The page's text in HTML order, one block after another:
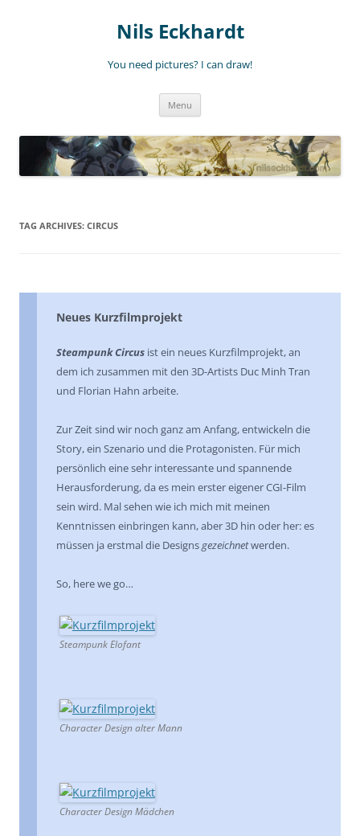
Nils Eckhardt
You need pictures? I can draw!
Menu
TAG ARCHIVES: CIRCUS
Neues Kurzfilmprojekt
Steampunk Circus ist ein neues Kurzfilmprojekt, an
dem ich zusammen mit den 3D-Artists Duc Minh Tran
und Florian Hahn arbeite.
Zur Zeit sind wir noch ganz am Anfang, entwickeln die
Story, ein Szenario und die Protagonisten. Für mich
persönlich eine sehr interessante und spannende
Herausforderung, da es mein erster eigener CGI-Film
sein wird. Mal sehen wie ich mich mit meinen
Kenntnissen einbringen kann, aber 3D hin oder her: es
müssen ja erstmal die Designsgezeichnetwerden.
So, here we go…
Steampunk Elofant
Character Design alter Mann
Character Design Mädchen